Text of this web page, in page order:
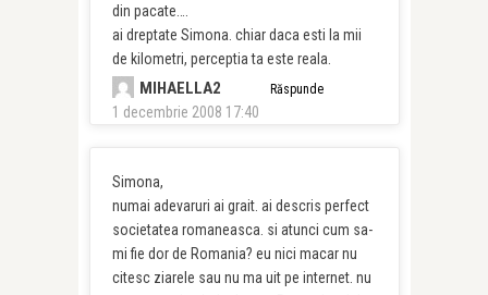
din pacate….
ai dreptate Simona. chiar daca esti la mii
de kilometri, perceptia ta este reala.
MIHAELLA2
1 decembrie 2008 17:40
Răspunde
Simona,
numai adevaruri ai grait. ai descris perfect
societatea romaneasca. si atunci cum sa-
mi fie dor de Romania? eu nici macar nu
citesc ziarele sau nu ma uit pe internet. nu